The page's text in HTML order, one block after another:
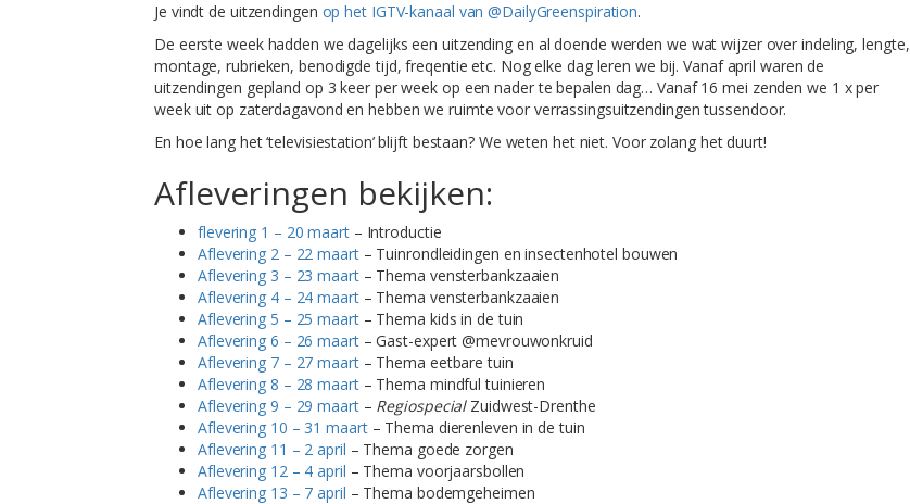
Je vindt de uitzendingen op het IGTV-kanaal van @DailyGreenspiration.
De eerste week hadden we dagelijks een uitzending en al doende werden we wat wijzer over indeling, lengte,
montage, rubrieken, benodigde tijd, freqentie etc. Nog elke dag leren we bij. Vanaf april waren de
uitzendingen gepland op 3 keer per week op een nader te bepalen dag… Vanaf 16 mei zenden we 1 x per
week uit op zaterdagavond en hebben we ruimte voor verrassingsuitzendingen tussendoor.
En hoe lang het ‘televisiestation’ blijft bestaan? We weten het niet. Voor zolang het duurt!
Afleveringen bekijken:
flevering 1 – 20 maart– Introductie
Aflevering 2 – 22 maart– Tuinrondleidingen en insectenhotel bouwen
Aflevering 3 – 23 maart– Thema vensterbankzaaien
Aflevering 4 – 24 maart– Thema vensterbankzaaien
Aflevering 5 – 25 maart– Thema kids in de tuin
Aflevering 6 – 26 maart– Gast-expert @mevrouwonkruid
Aflevering 7 – 27 maart – Thema eetbare tuin
Aflevering 8 – 28 maart– Thema mindful tuinieren
Aflevering 9 – 29 maart– Regiospecial Zuidwest-Drenthe
Aflevering 10 – 31 maart– Thema dierenleven in de tuin
Aflevering 11 – 2 april – Thema goede zorgen
Aflevering 12 – 4 april – Thema voorjaarsbollen
Aflevering 13 – 7 april – Thema bodemgeheimen